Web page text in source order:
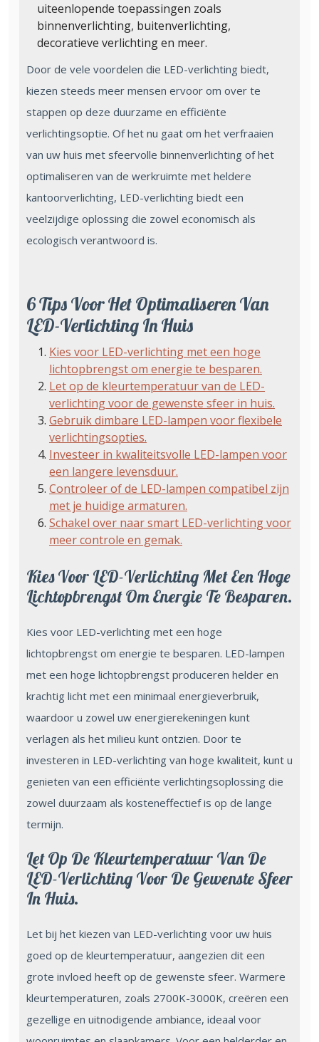
uiteenlopende toepassingen zoals
binnenverlichting, buitenverlichting,
decoratieve verlichting en meer.
Door de vele voordelen die LED-verlichting biedt,
kiezen steeds meer mensen ervoor om over te
stappen op deze duurzame en efficiënte
verlichtingsoptie. Of het nu gaat om het verfraaien
van uw huis met sfeervolle binnenverlichting of het
optimaliseren van de werkruimte met heldere
kantoorverlichting, LED-verlichting biedt een
veelzijdige oplossing die zowel economisch als
ecologisch verantwoord is.
6 Tips Voor Het Optimaliseren Van
LED-Verlichting In Huis
Kies voor LED-verlichting met een hoge
lichtopbrengst om energie te besparen.
Let op de kleurtemperatuur van de LED-
verlichting voor de gewenste sfeer in huis.
Gebruik dimbare LED-lampen voor flexibele
verlichtingsopties.
Investeer in kwaliteitsvolle LED-lampen voor
een langere levensduur.
Controleer of de LED-lampen compatibel zijn
met je huidige armaturen.
Schakel over naar smart LED-verlichting voor
meer controle en gemak.
Kies Voor LED-Verlichting Met Een Hoge
Lichtopbrengst Om Energie Te Besparen.
Kies voor LED-verlichting met een hoge
lichtopbrengst om energie te besparen. LED-lampen
met een hoge lichtopbrengst produceren helder en
krachtig licht met een minimaal energieverbruik,
waardoor u zowel uw energierekeningen kunt
verlagen als het milieu kunt ontzien. Door te
investeren in LED-verlichting van hoge kwaliteit, kunt u
genieten van een efficiënte verlichtingsoplossing die
zowel duurzaam als kosteneffectief is op de lange
termijn.
Let Op De Kleurtemperatuur Van De
LED-Verlichting Voor De Gewenste Sfeer
In Huis.
Let bij het kiezen van LED-verlichting voor uw huis
goed op de kleurtemperatuur, aangezien dit een
grote invloed heeft op de gewenste sfeer. Warmere
kleurtemperaturen, zoals 2700K-3000K, creëren een
gezellige en uitnodigende ambiance, ideaal voor